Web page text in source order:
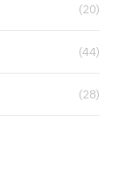
(20)
(44)
(28)